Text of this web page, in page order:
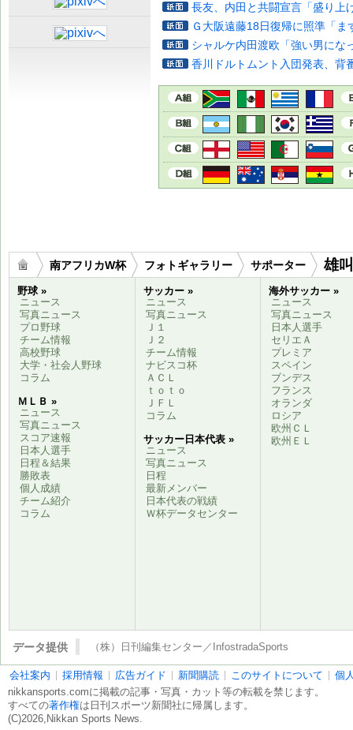
長友、内田と共闘宣言「盛り上
Ｇ大阪遠藤18日復帰に照準「ま
シャルケ内田渡欧「強い男にな
香川ドルトムント入団発表、背
南アフリカW杯 フォトギャラリー サポーター 雄
野球 »
ニュース
写真ニュース
プロ野球
チーム情報
高校野球
大学・社会人野球
コラム
ＭＬＢ »
ニュース
写真ニュース
スコア速報
日本人選手
日程＆結果
勝敗表
個人成績
チーム紹介
コラム
サッカー »
ニュース
写真ニュース
Ｊ１
Ｊ２
チーム情報
ナビスコ杯
ＡＣＬ
ｔｏｔｏ
ＪＦＬ
コラム
サッカー日本代表 »
ニュース
写真ニュース
日程
最新メンバー
日本代表の戦績
Ｗ杯データセンター
海外サッカー »
ニュース
写真ニュース
日本人選手
セリエＡ
プレミア
スペイン
ブンデス
フランス
オランダ
ロシア
欧州ＣＬ
欧州ＥＬ
データ提供 （株）日刊編集センター／InfostradaSports
会社案内 採用情報 広告ガイド 新聞購読 このサイトについて
個
nikkansports.comに掲載の記事・写真・カット等の転載を禁じます。
すべての著作権は日刊スポーツ新聞社に帰属します。
(C)2026,Nikkan Sports News.